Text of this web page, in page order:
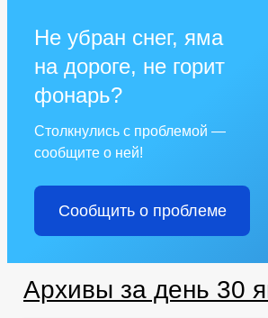
Не убран снег, яма
на дороге, не горит
фонарь?
Столкнулись с проблемой —
сообщите о ней!
Сообщить о проблеме
Архивы за день 30